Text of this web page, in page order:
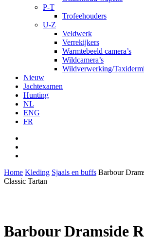
P-T
Trofeehouders
U-Z
Veldwerk
Verrekijkers
Warmtebeeld camera’s
Wildcamera’s
Wildverwerking/
Nieuw
Jachtexamen
Hunting
NL
ENG
FR
Home Kleding Sjaals en buffs Barbour
Classic Tartan
Barbour Dramside